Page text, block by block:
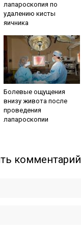
лапароскопия по
удалению кисты
яичника
Болевые ощущения
внизу живота после
проведения
лапароскопии
комментарий